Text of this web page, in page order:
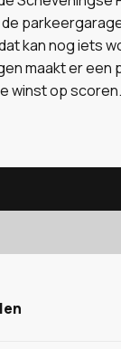
kan nog iets
maakt er een
winst op scoren.